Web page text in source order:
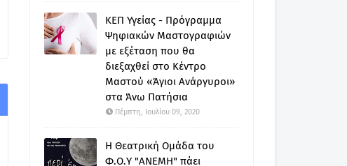
ΚΕΠ Υγείας - Πρόγραμμα
Ψηφιακών Μαστογραφιών
με εξέταση που θα
διεξαχθεί στο Κέντρο
Μαστού «Άγιοι Ανάργυροι»
στα Άνω Πατήσια
Πέμπτη, Ιουλίου 09, 2020
Η Θεατρική Ομάδα του
Φ.Ο.Υ "ΑΝΕΜΗ" πάει